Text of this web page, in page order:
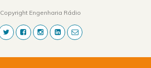
Copyright Engenharia Rádio